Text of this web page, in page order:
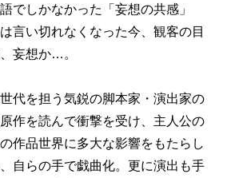
でしかなかった「妄想の共感」
言い切れなくなった今、観客の目
妄想か…。
代を担う気鋭の脚本家・演出家の
作を読んで衝撃を受け、主人公の
作品世界に多大な影響をもたらし
自らの手で戯曲化。更に演出も手